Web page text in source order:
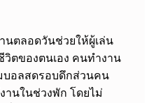
นตลอดวันช่วยให้ผู้เล่น
วิตของตนเอง คนทำงาน
บอลสดรอบดึกส่วนคน
านในช่วงพัก โดยไม่